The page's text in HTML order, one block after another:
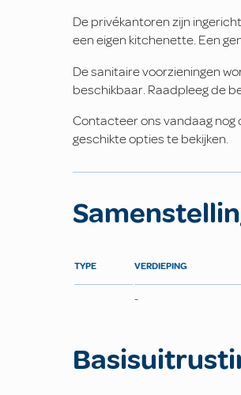
De privékantoren zijn
een eigen kitchenette. Een
De sanitaire voorzieningen
beschikbaar. Raadpleeg de
Contacteer ons vandaag
geschikte opties te bekijken.
TYPE VERDIEPING
-